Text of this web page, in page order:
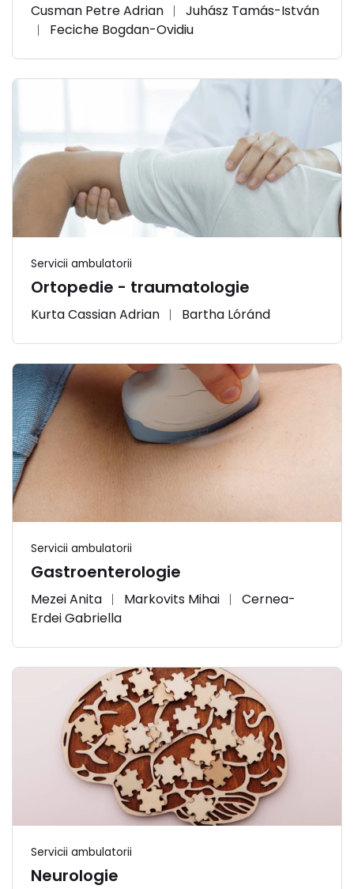
Cusman Petre Adrian
Juhász Tamás-István
Feciche Bogdan-Ovidiu
Servicii ambulatorii
Ortopedie - traumatologie
Kurta Cassian Adrian Bartha Lóránd
Servicii ambulatorii
Gastroenterologie
Mezei Anita Markovits Mihai
Cernea-
Erdei Gabriella
Servicii ambulatorii
Neurologie